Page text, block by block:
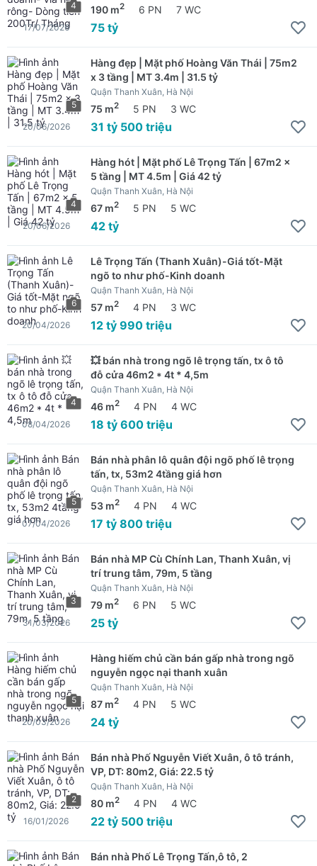
4 190 m2 6 PN 7 WC
75 tỷ
17/07/2026
5
Hàng đẹp | Mặt phố Hoàng Văn Thái | 75m2
x 3 tầng | MT 3.4m | 31.5 tỷ
Quận Thanh Xuân, Hà Nội
75 m2 5 PN 3 WC
31 tỷ 500 triệu
20/06/2026
4
Hàng hót | Mặt phố Lê Trọng Tấn | 67m2 x
5 tầng | MT 4.5m | Giá 42 tỷ
Quận Thanh Xuân, Hà Nội
67 m2 5 PN 5 WC
42 tỷ
20/06/2026
6
Lê Trọng Tấn (Thanh Xuân)-Giá tốt-Mặt
ngõ to như phố-Kinh doanh
Quận Thanh Xuân, Hà Nội
57 m2 4 PN 3 WC
12 tỷ 990 triệu
20/04/2026
4
💥 bán nhà trong ngõ lê trọng tấn, tx ô tô
đỗ cửa 46m2 * 4t * 4,5m
Quận Thanh Xuân, Hà Nội
46 m2 4 PN 4 WC
18 tỷ 600 triệu
08/04/2026
5
Bán nhà phân lô quân đội ngõ phố lê trọng
tấn, tx, 53m2 4tầng giá hơn
Quận Thanh Xuân, Hà Nội
53 m2 4 PN 4 WC
17 tỷ 800 triệu
07/04/2026
3
Bán nhà MP Cù Chính Lan, Thanh Xuân, vị
trí trung tâm, 79m, 5 tầng
Quận Thanh Xuân, Hà Nội
79 m2 6 PN 5 WC
25 tỷ
31/03/2026
5
Hàng hiếm chủ cần bán gấp nhà trong ngõ
nguyễn ngọc nại thanh xuân
Quận Thanh Xuân, Hà Nội
87 m2 4 PN 5 WC
24 tỷ
20/03/2026
2
Bán nhà Phố Nguyễn Viết Xuân, ô tô tránh,
VP, DT: 80m2, Giá: 22.5 tỷ
Quận Thanh Xuân, Hà Nội
80 m2 4 PN 4 WC
22 tỷ 500 triệu
16/01/2026
Bán nhà Phố Lê Trọng Tấn,ô tô, 2